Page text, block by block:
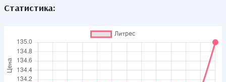
Статистика: